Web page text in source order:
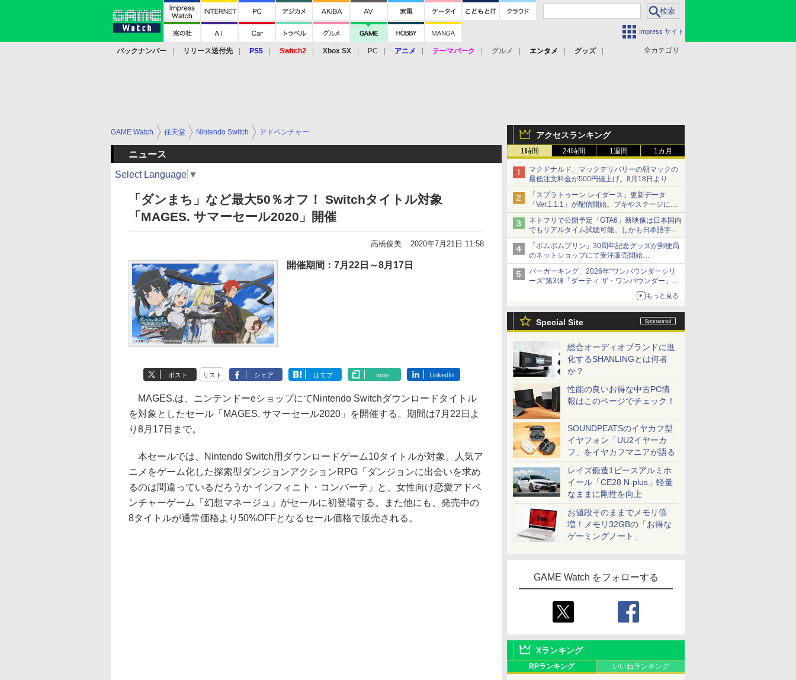
Impress サイト
全カテゴリ
バックナンバー リリース送付先 PS5 Switch2 Xbox SX PC アニメ テーマパーク グルメ エンタメ
グッズ
アクセスランキング
1時間 24時間 1週間 1カ月
マクドナルド、マックデリバリーの朝マックの
最低注文料金が500円値上げ。8月18日より
1,500円から受付
「スプラトゥーン レイダース」更新データ
「Ver.1.1.1」が配信開始。ブキやステージに関
する不具合を修正
ネトフリで公開予定「GTA6」新映像は日本国内
でもリアルタイム試聴可能。しかも日本語字幕
付き
Netflixから公式回答あり
「ポムポムプリン」30周年記念グッズが郵便局
のネットショップにて受注販売開始
「おもちもちもちクッション」など今年だけの
限定商品が登場
バーガーキング、2026年“ワンパウンダーシリ
ーズ”第3弾「ダーティ ザ・ワンパウンダー」を
「特製ガーリックマヨソース」を使用した超大
もっと見る
Special Site
総合オーディオブランドに進
化するSHANLINGとは何者
か？
性能の良いお得な中古PC情
報はこのページでチェック！
SOUNDPEATSのイヤカフ型
イヤフォン「UU2イヤーカ
フ」をイヤカフマニアが語る
レイズ鍛造1ピースアルミホ
イール「CE28 N-plus」軽量
なままに剛性を向上
お値段そのままでメモリ倍
増！メモリ32GBの「お得な
ゲーミングノート」
GAME Watch をフォローする
Xランキング
RPランキング いいねランキング
GAME Watch 任天堂 Nintendo Switch アドベンチャー
ニュース
Select Language ▼
「ダンまち」など最大50％オフ！ Switchタイトル対象
「MAGES. サマーセール2020」開催
高橋俊美 2020年7月21日 11:58
開催期間：7月22日～8月17日
ポスト リスト シェア はてブ note LinkedIn
MAGES.は、ニンテンドーeショップにてNintendo Switchダウンロードタイトル
を対象としたセール「MAGES. サマーセール2020」を開催する。期間は7月22日よ
り8月17日まで。
本セールでは、Nintendo Switch用ダウンロードゲーム10タイトルが対象。人気ア
ニメをゲーム化した探索型ダンジョンアクションRPG「ダンジョンに出会いを求め
るのは間違っているだろうか インフィニト・コンバーテ」と、女性向け恋愛アドベ
ンチャーゲーム「幻想マネージュ」がセールに初登場する。また他にも、発売中の
8タイトルが通常価格より50%OFFとなるセール価格で販売される。